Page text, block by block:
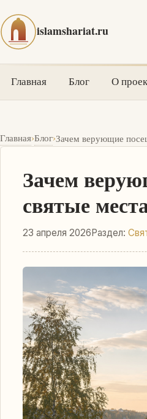
islamshariat.ru
Главная Блог О
Главная›Блог›Зачем верующие
Зачем
святые
23 апреля 2026Раздел: